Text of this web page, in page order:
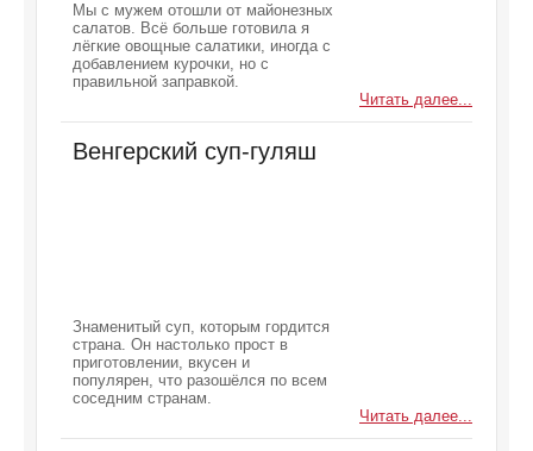
Мы с мужем отошли от майонезных
салатов. Всё больше готовила я
лёгкие овощные салатики, иногда с
добавлением курочки, но с
правильной заправкой.
Читать далее...
Венгерский суп-гуляш
Знаменитый суп, которым гордится
страна. Он настолько прост в
приготовлении, вкусен и
популярен, что разошёлся по всем
соседним странам.
Читать далее...